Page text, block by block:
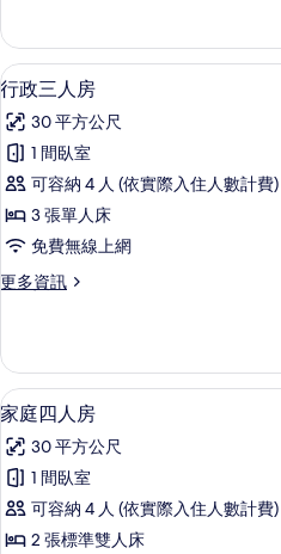
車
位
的
所
有
相
片
定
房
型-
無
停
車
位
的
詳
情
顯
示
行
政
三
人
的
有
相
片
4
行政三人房
30 平方公尺
1 間臥室
可容納 4 人 (依實際入住人數計費)
3 張單人床
免費無線上網
更多資訊
更
三
人
房
的
詳
情
顯
示
家
庭
四
5
家庭四人房
30 平方公尺
1 間臥室
可容納 4 人 (依實際入住人數計費)
2 張標準雙人床